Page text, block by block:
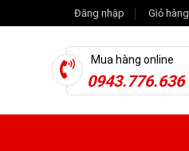
Đăng nhập Giỏ hàng
Mua hàng online
0943.776.636